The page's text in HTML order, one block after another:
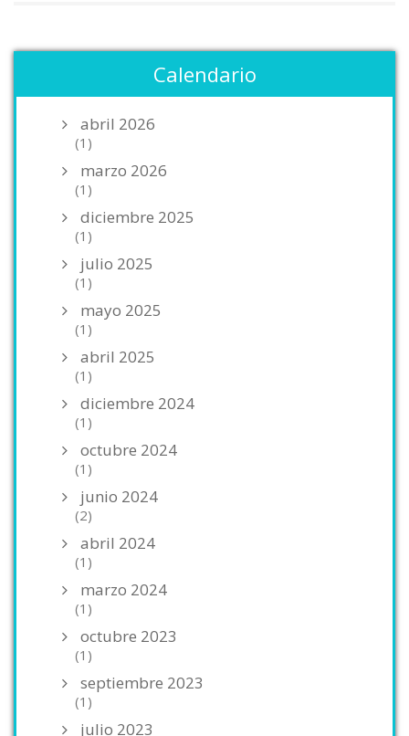
Calendario
abril 2026
(1)
marzo 2026
(1)
diciembre 2025
(1)
julio 2025
(1)
mayo 2025
(1)
abril 2025
(1)
diciembre 2024
(1)
octubre 2024
(1)
junio 2024
(2)
abril 2024
(1)
marzo 2024
(1)
octubre 2023
(1)
septiembre 2023
(1)
julio 2023